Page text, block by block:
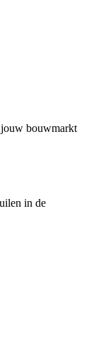
jouw bouwmarkt
in de